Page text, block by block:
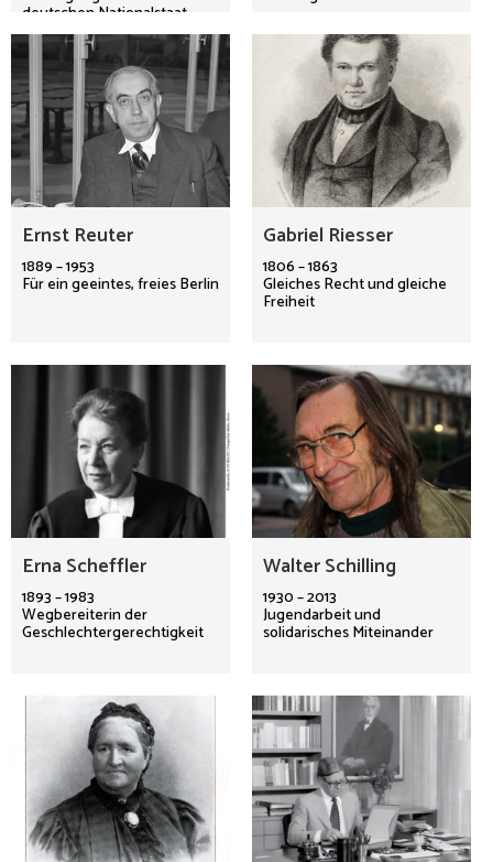
deutschen Nationalstaat
Ernst Reuter
1889 – 1953
Für ein geeintes, freies Berlin
Gabriel Riesser
1806 – 1863
Gleiches Recht und gleiche
Freiheit
Erna Scheffler
1893 – 1983
Wegbereiterin der
Geschlechtergerechtigkeit
Walter Schilling
1930 – 2013
Jugendarbeit und
solidarisches Miteinander